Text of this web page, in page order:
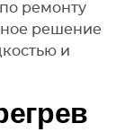
ремонту
решение
и